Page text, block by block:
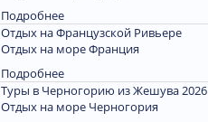
Подробнее
Отдых на Французской Ривьере
Отдых на море Франция
Подробнее
Туры в Черногорию из Жешува 2026
Отдых на море Черногория